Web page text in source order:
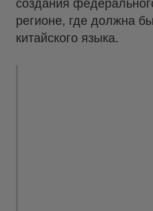
создания
регионе, где должна
китайского языка.